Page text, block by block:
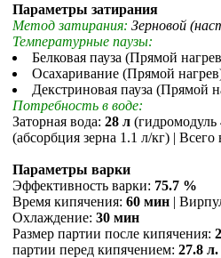
Параметры затирания
Метод затирания: Зерновой
Температурные паузы:
Белковая пауза (Прямой
Осахаривание (Прямой
Декстриновая пауза (Прямой
Потребность в воде:
Заторная вода: 28 л
(абсорбция зерна 1.1 л/кг) | Всего
Параметры варки
Эффективность варки: 75.7 %
Время кипячения: 60 мин |
Охлаждение: 30 мин
Размер партии после кипячения:
партии перед кипячением: 27.8 л.